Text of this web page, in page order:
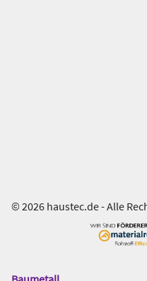
© 2026 haustec.de - Alle